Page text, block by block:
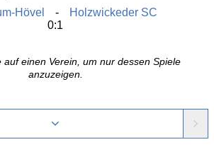
Hövel
Holzwickeder SC
0:1
auf einen Verein, um nur dessen Spiele
anzuzeigen.